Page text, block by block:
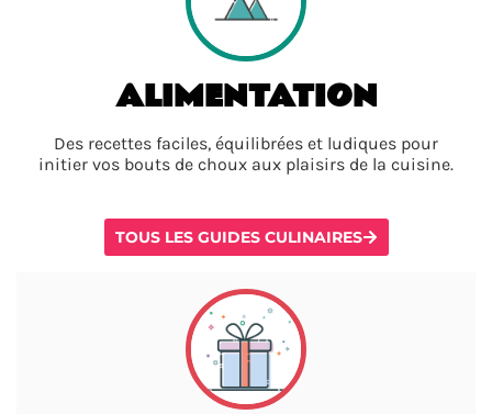
ALIMENTATION
Des recettes faciles, équilibrées et ludiques pour
initier vos bouts de choux aux plaisirs de la cuisine.
TOUS LES GUIDES CULINAIRES